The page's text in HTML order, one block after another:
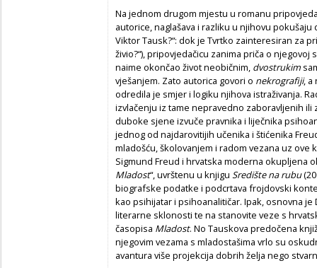
Na jednom drugom mjestu u romanu
autorice, naglašava i razliku u njihovu
Viktor Tausk?“: dok je Tvrtko zainteresiran za
živio?“), pripovjedačicu zanima priča o njegovoj
naime okončao život neobičnim, dvostrukim
vješanjem. Zato autorica govori o nekrografiji, a
odredila je smjer i logiku njihova istraživanja.
izvlačenju iz tame nepravedno zaboravljenih ili
duboke sjene izvuče pravnika i liječnika
jednog od najdarovitijih učenika i štićenika
mladošću, školovanjem i radom vezana uz ove
Sigmund Freud i hrvatska moderna okupljena
Mladost“, uvrštenu u knjigu Središte na rubu
biografske podatke i podcrtava frojdovski
kao psihijatar i psihoanalitičar. Ipak, osnovna
literarne sklonosti te na stanovite veze s
časopisa Mladost. No Tauskova predočena
njegovim vezama s mladostašima vrlo su
avantura više projekcija dobrih želja nego